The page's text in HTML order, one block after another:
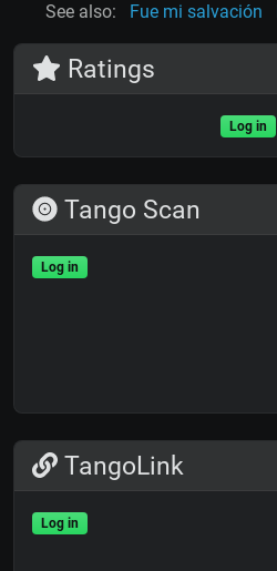
See also: Fue mi salvación
Ratings
Log in
Tango Scan
Log in
TangoLink
Log in